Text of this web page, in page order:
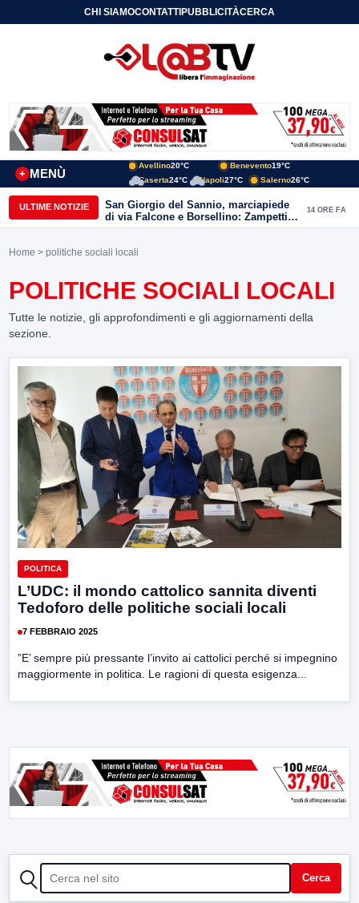
CHI SIAMOCONTATTIPUBBLICITÀCERCA
MENÙ
+
Avellino20°C Benevento19°C
Caserta24°C Napoli27°C Salerno26°C
ULTIME NOTIZIE
San Giorgio del Sannio, marciapiede
di via Falcone e Borsellino: Zampetti e
Lombardi replicano alle polemiche
14 ORE FA
Home > politiche sociali locali
POLITICHE SOCIALI LOCALI
Tutte le notizie, gli approfondimenti e gli aggiornamenti della
sezione.
POLITICA
L’UDC: il mondo cattolico sannita diventi
Tedoforo delle politiche sociali locali
7 FEBBRAIO 2025
”E’ sempre più pressante l’invito ai cattolici perché si impegnino
maggiormente in politica. Le ragioni di questa esigenza...
CERCA Cerca